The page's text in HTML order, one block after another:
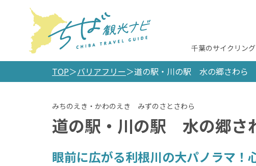
千葉のサイクリング
TOP バリアフリー 道の駅・川の駅 水の郷さわら
道の駅・川の駅 水の郷さ
眼前に広がる利根川の大パノラマ！